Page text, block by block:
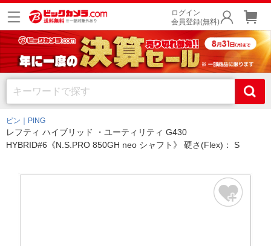
ログイン
会員登録(無料)
ピン｜PING
レフティ ハイブリッド ・ユーティリティ G430
HYBRID#6《N.S.PRO 850GH neo シャフト》 硬さ(Flex)： S